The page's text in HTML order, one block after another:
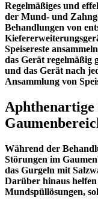
Regelmäßiges und
der Mund- und
Behandlungen von
Speisereste
das Gerät regelmäßig
und das Gerät nach
Ansammlung von
Aphthenartige
Während der
Störungen im
das Gurgeln mit
Darüber hinaus
Mundspüllösungen,